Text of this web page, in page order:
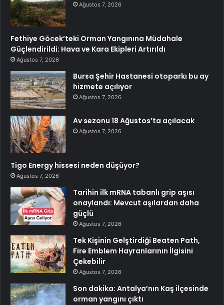
Ağustos 7, 2026
Fethiye Göcek’teki Orman Yangınına Müdahale
Güçlendirildi: Hava ve Kara Ekipleri Artırıldı
Ağustos 7, 2026
Bursa Şehir Hastanesi otoparkı bu ay
hizmete açılıyor
Ağustos 7, 2026
Av sezonu 18 Ağustos’ta açılacak
Ağustos 7, 2026
Tigo Energy hissesi neden düşüyor?
Ağustos 7, 2026
Tarihin ilk mRNA tabanlı grip aşısı
onaylandı: Mevcut aşılardan daha
güçlü
Ağustos 7, 2026
Tek Kişinin Gelştirdiği Beaten Path,
Fire Emblem Hayranlarının İlgisini
Çekebilir
Ağustos 7, 2026
Son dakika: Antalya’nın Kaş ilçesinde
orman yangını çıktı